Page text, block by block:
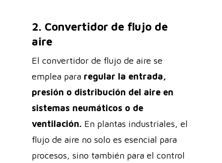
2. Convertidor de flujo de
aire
El convertidor de flujo de aire se
emplea para regular la entrada,
presión o distribución del aire en
sistemas neumáticos o de
ventilación. En plantas industriales, el
flujo de aire no solo es esencial para
procesos, sino también para el control